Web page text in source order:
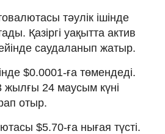
тәулік ішінде
Қазіргі уақытта актив
саудаланып жатыр.
$0.0001-ға төмендеді.
жылғы 24 маусым күні
отыр.
$5.70-ға нығая түсті.